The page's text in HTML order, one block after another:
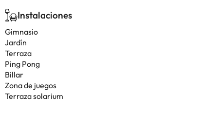
Instalaciones
Gimnasio
Jardín
Terraza
Ping Pong
Billar
Zona de juegos
Terraza solarium